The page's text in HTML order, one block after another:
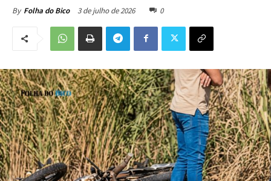
By Folha do Bico 3 de julho de 2026 0